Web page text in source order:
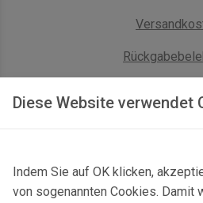
Diese Website verwendet
Indem Sie auf OK klicken,
von sogenannten Cookies. Damit
Kontaktformular